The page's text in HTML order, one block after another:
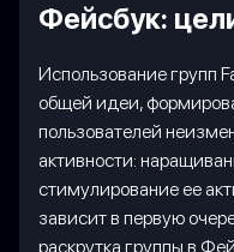
Фейсбук:
Использование групп
общей идеи,
пользователей
активности:
стимулирование ее
зависит в первую
раскрутка группы в